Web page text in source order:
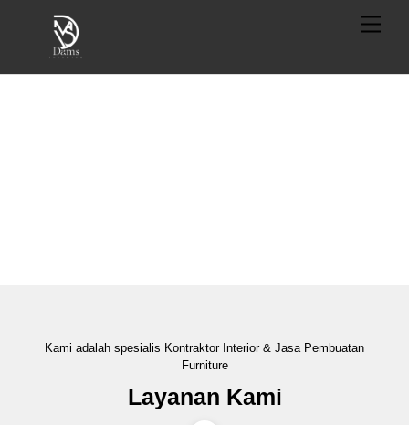
Menu
Kami adalah spesialis Kontraktor Interior & Jasa Pembuatan
Furniture
Layanan Kami